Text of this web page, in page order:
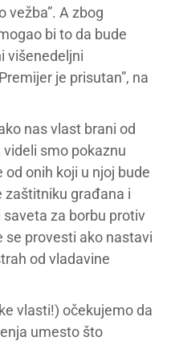
vežba”. A zbog
bi to da bude
višenedeljni
je prisutan”, na
nas vlast brani od
smo pokaznu
onih koji u njoj bude
zaštitniku građana i
za borbu protiv
se provesti ako nastavi
od vladavine
vlasti!) očekujemo da
umesto što